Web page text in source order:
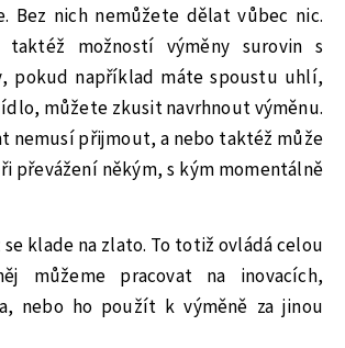
Bez nich nemůžete dělat vůbec nic.
taktéž možností výměny surovin s
pokud například máte spoustu uhlí,
můžete zkusit navrhnout výměnu.
nemusí přijmout, a nebo taktéž může
převážení někým, s kým momentálně
klade na zlato. To totiž ovládá celou
můžeme pracovat na inovacích,
nebo ho použít k výměně za jinou